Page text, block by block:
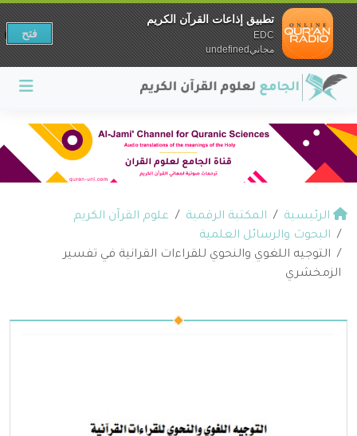
الرئيسية المكتبة الرقمية
علوم القرآن الكريم
البحوث والرسائل العلمية
التوجيه اللغوي والنحوي للقراءات القرانية في تفسير
الزمخشري
تطبيق إذاعات القرآن الكريم
EDC
مجانيundefined
فتح